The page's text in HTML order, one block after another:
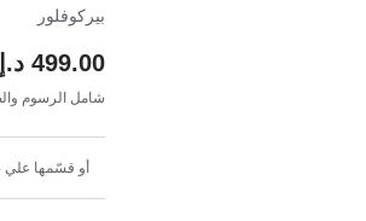
بيركوفلور
499.00 د.إ
شامل الرسوم
أو قسّمها علي 4 دفعات شهرية بقيمة 124.75 د.إ